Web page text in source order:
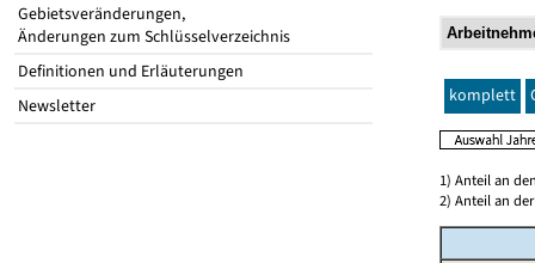
Gebietsveränderungen,
Änderungen zum Schlüsselverzeichnis
Definitionen und Erläuterungen
Newsletter
komplett
1) Anteil an
2) Anteil an